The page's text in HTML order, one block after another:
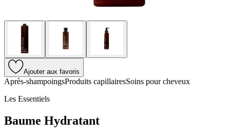
Ajouter aux favoris
Après-shampoingsProduits capillairesSoins pour cheveux
Les Essentiels
Baume Hydratant